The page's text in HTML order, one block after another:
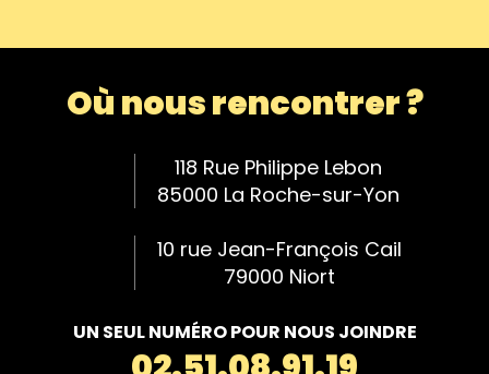
Où nous rencontrer ?
118 Rue Philippe Lebon
85000 La Roche-sur-Yon
10 rue Jean-François Cail
79000 Niort
UN SEUL NUMÉRO POUR NOUS JOINDRE